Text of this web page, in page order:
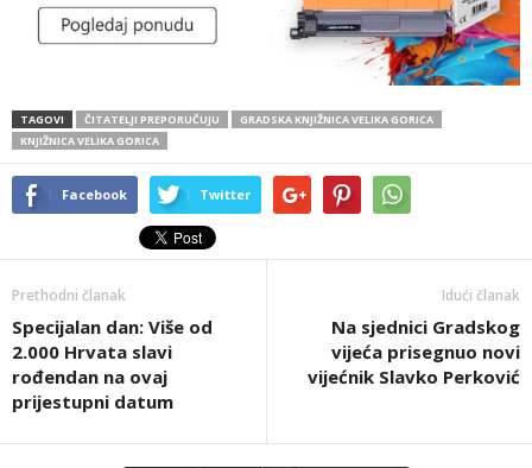
TAGOVI ČITATELJI PREPORUČUJU
GRADSKA KNJIŽNICA VELIKA GORICA
KNJIŽNICA VELIKA GORICA
Facebook Twitter
Prethodni članak
Specijalan dan: Više od
2.000 Hrvata slavi
rođendan na ovaj
prijestupni datum
Idući članak
Na sjednici Gradskog
vijeća prisegnuo novi
vijećnik Slavko Perković